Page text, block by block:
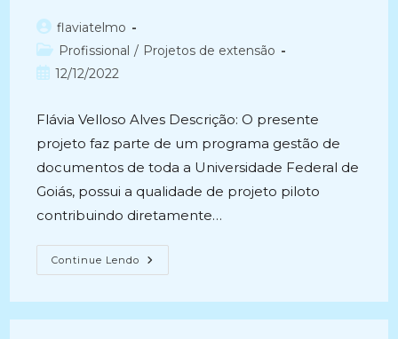
Autor
do
post:
flaviatelmo
Categoria
do
Profissional / Projetos de extensão
Post12/12/2022
Flávia Velloso Alves Descrição: O presente
projeto faz parte de um programa gestão de
documentos de toda a Universidade Federal de
Goiás, possui a qualidade de projeto piloto
contribuindo diretamente…
Continue Lendo IMPLANTAÇÃO
DE
DE